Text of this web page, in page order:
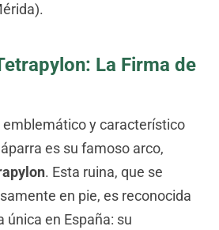
La Firma de
y característico
es su famoso arco,
. Esta ruina, que se
en pie, es reconocida
única en España: su